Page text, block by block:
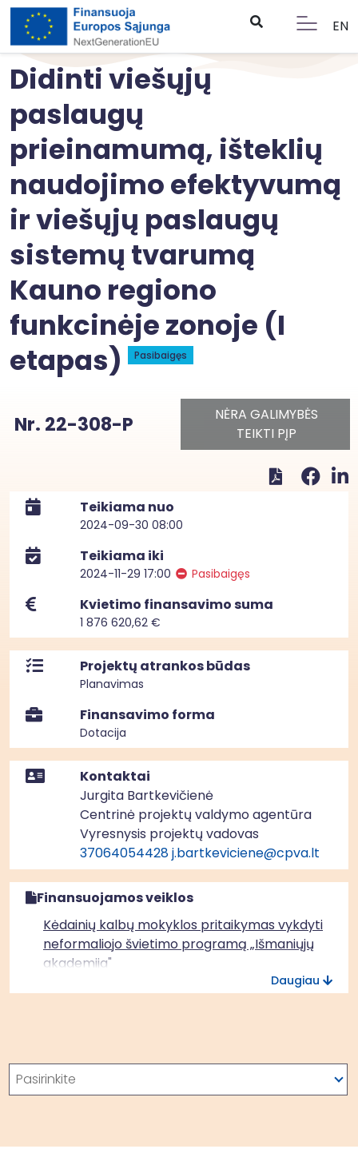
EN
Didinti viešųjų
paslaugų
prieinamumą, išteklių
naudojimo efektyvumą
ir viešųjų paslaugų
sistemų tvarumą
Kauno regiono
funkcinėje zonoje (I
etapas)
Pasibaigęs
Nr. 22-308-P
NĖRA GALIMYBĖS
TEIKTI PĮP
Teikiama nuo
2024-09-30 08:00
Teikiama iki
2024-11-29 17:00 Pasibaigęs
Kvietimo finansavimo suma
1 876 620,62 €
Projektų atrankos būdas
Planavimas
Finansavimo forma
Dotacija
Kontaktai
Jurgita Bartkevičienė
Centrinė projektų valdymo agentūra
Vyresnysis projektų vadovas
37064054428j.bartkeviciene@cpva.lt
Finansuojamos veiklos
Kėdainių kalbų mokyklos pritaikymas vykdyti
neformaliojo švietimo programą „Išmaniųjų
akademija"
Informacinių technologijų ir techninės kūrybos
Daugiau
Paieška
Pasirinkite